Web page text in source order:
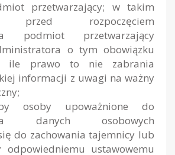
przetwarzający; w takim
przed rozpoczęciem
podmiot przetwarzający
o tym obowiązku
ile prawo to nie zabrania
informacji z uwagi na ważny
osoby upoważnione do
danych osobowych
do zachowania tajemnicy lub
odpowiedniemu ustawowemu